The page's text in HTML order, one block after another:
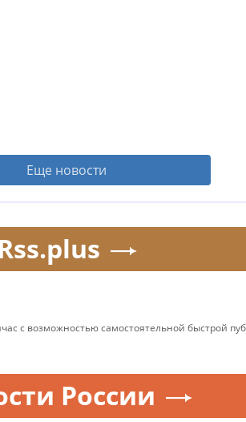
Еще новости
Rss.plus
с возможностью самостоятельной быстрой
России